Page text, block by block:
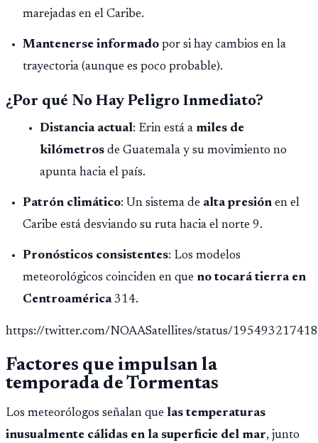
marejadas en el Caribe.
Mantenerse informado por si hay cambios en la
trayectoria (aunque es poco probable).
¿Por qué No Hay Peligro Inmediato?
Distancia actual: Erin está a miles de
kilómetros de Guatemala y su movimiento no
apunta hacia el país.
Patrón climático: Un sistema de alta presión en el
Caribe está desviando su ruta hacia el norte 9.
Pronósticos consistentes: Los modelos
meteorológicos coinciden en que no tocará tierra en
Centroamérica314.
https://twitter.com/NOAASatellites/status/
Factores que impulsan la
temporada de Tormentas
Los meteorólogos señalan que las temperaturas
inusualmente cálidas en la superficie del mar, junto